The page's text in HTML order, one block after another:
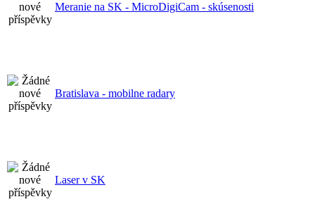
Meranie na SK - MicroDigiCam - skúsenosti
Bratislava - mobilne radary
Laser v SK